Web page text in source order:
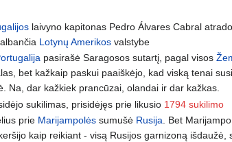
laivyno kapitonas Pedro Álvares Cabral atrado
Lotynų Amerikos valstybe
pasirašė Saragosos sutartį, pagal visos
bet kažkaip paskui paaiškėjo, kad viską tenai
Na, dar kažkiek prancūzai, olandai ir dar kažkas.
sukilimas, prisidėjęs prie likusio 1794 sukilimo
prie Marijampolės sumušė Rusija . Bet
kaip reikiant - visą Rusijos garnizoną